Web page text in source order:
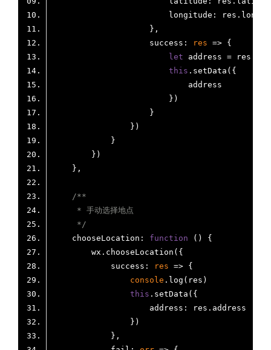
longitude
success : res =>
let
this
     */
    chooseLocation:
function ( )
success : res =>
console
this
address